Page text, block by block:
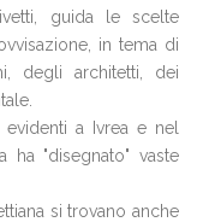
guida le scelte
in tema di
degli architetti, dei
a Ivrea e nel
ha "disegnato" vaste
si trovano anche